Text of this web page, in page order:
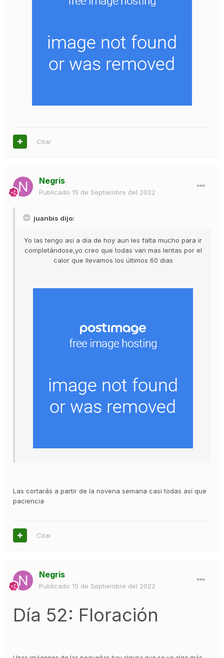
Citar
Negris
Publicado 15 de Septiembre del 2022
juanbis dijo:
Yo las tengo asi a dia de hoy aun les falta mucho para ir
completándose,yo creo que todas van mas lentas por el
calor que llevamos los últimos 60 dias
Las cortarás a partir de la novena semana casi todas así que
paciencia
Citar
Negris
Publicado 15 de Septiembre del 2022
Día 52: Floración